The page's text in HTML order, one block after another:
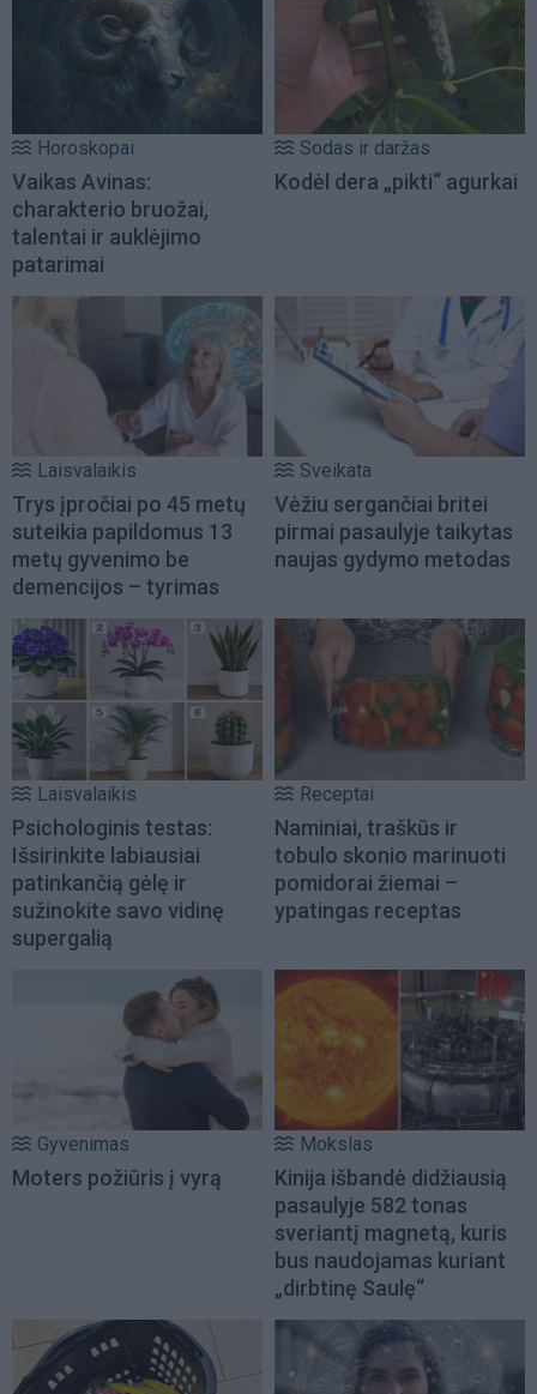
Horoskopai
Vaikas Avinas:
charakterio bruožai,
talentai ir auklėjimo
patarimai
Sodas ir daržas
Kodėl dera „pikti“ agurkai
Laisvalaikis
Trys įpročiai po 45 metų
suteikia papildomus 13
metų gyvenimo be
demencijos – tyrimas
Sveikata
Vėžiu sergančiai britei
pirmai pasaulyje taikytas
naujas gydymo metodas
Laisvalaikis
Psichologinis testas:
Išsirinkite labiausiai
patinkančią gėlę ir
sužinokite savo vidinę
supergalią
Receptai
Naminiai, traškūs ir
tobulo skonio marinuoti
pomidorai žiemai –
ypatingas receptas
Gyvenimas
Moters požiūris į vyrą
Mokslas
Kinija išbandė didžiausią
pasaulyje 582 tonas
sveriantį magnetą, kuris
bus naudojamas kuriant
„dirbtinę Saulę“